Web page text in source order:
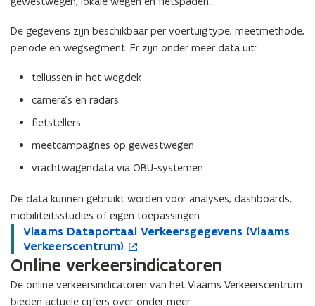
De gegevens zijn beschikbaar per voertuigtype, meetmethode,
periode en wegsegment. Er zijn onder meer data uit:
tellussen in het wegdek
camera’s en radars
fietstellers
meetcampagnes op gewestwegen
vrachtwagendata via OBU-systemen
De data kunnen gebruikt worden voor analyses, dashboards,
mobiliteitsstudies of eigen toepassingen.
V
l
a
a
m
o
p
e
n
t
Vlaams Dataportaal Verkeersgegevens (Vlaams
Verkeerscentrum)
V
l
a
a
m
Online verkeersindicatoren
De online verkeersindicatoren van het Vlaams Verkeerscentrum
bieden actuele cijfers over onder meer: